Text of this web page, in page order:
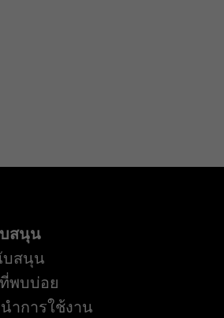
สนุน
สนุน
พบบ่อย
ำการใช้งาน